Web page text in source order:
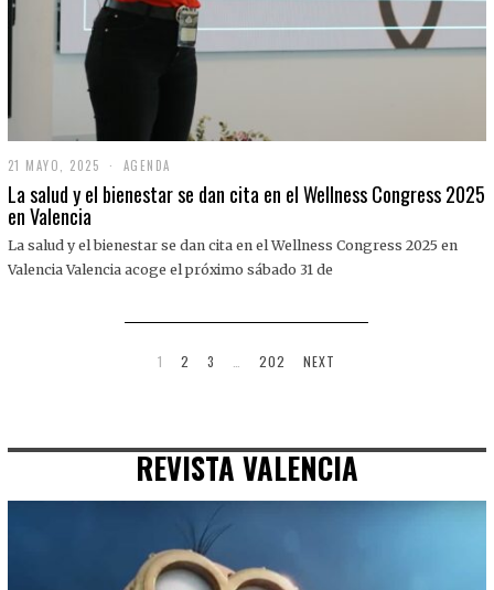
21 MAYO, 2025
1
M
O
,
AGENDA
La salud y el bienestar se dan cita en el Wellness Congress 2025
en Valencia
La salud y el bienestar se dan cita en el Wellness Congress 2025 en
Valencia Valencia acoge el próximo sábado 31 de
1 2 3 202 NEXT
REVISTA VALENCIA